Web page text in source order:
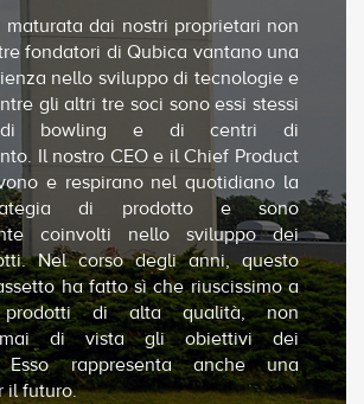
maturata dai nostri proprietari non
fondatori di Qubica vantano una
nello sviluppo di tecnologie e
gli altri tre soci sono essi stessi
di bowling e di centri di
Il nostro CEO e il Chief Product
e respirano nel quotidiano la
di prodotto e sono
coinvolti nello sviluppo dei
Nel corso degli anni, questo
ha fatto sì che riuscissimo a
prodotti di alta qualità, non
mai di vista gli obiettivi dei
Esso rappresenta anche una
il futuro.